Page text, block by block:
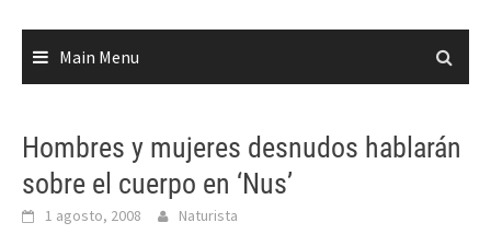
Main Menu
Hombres y mujeres desnudos hablarán
sobre el cuerpo en ‘Nus’
1 agosto, 2008 Naturista